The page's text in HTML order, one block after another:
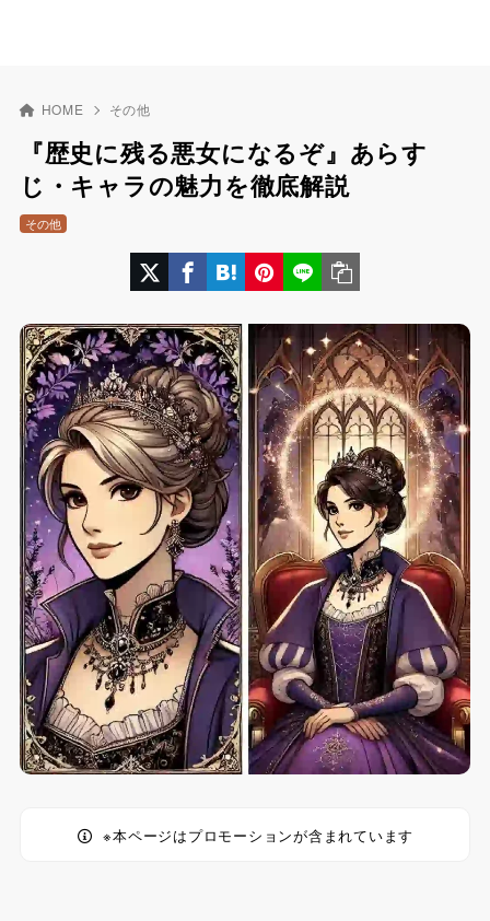
HOME その他
『歴史に残る悪女になるぞ』あらす
じ・キャラの魅力を徹底解説
その他
※本ページはプロモーションが含まれています